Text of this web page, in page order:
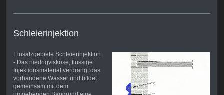
Schleierinjektion
Einsatzgebiete Schleierinjektion
- Das niedrigviskose, flüssige
Injektionsmaterial verdrängt das
vorhandene Wasser und bildet
gemeinsam mit dem